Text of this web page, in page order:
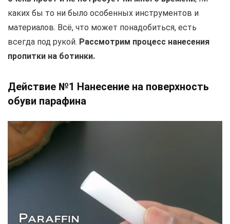
каких бы то ни было особенных инструментов и
материалов. Всё, что может понадобиться, есть
всегда под рукой. Рассмотрим процесс нанесения
пропитки на ботинки.
Действие №1 Нанесение на поверхность
обуви парафина